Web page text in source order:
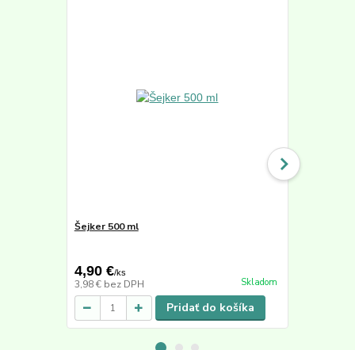
Šejker 500 ml
4,90 €/ks
3,98 € bez DPH Skladom
Pridať do košíka